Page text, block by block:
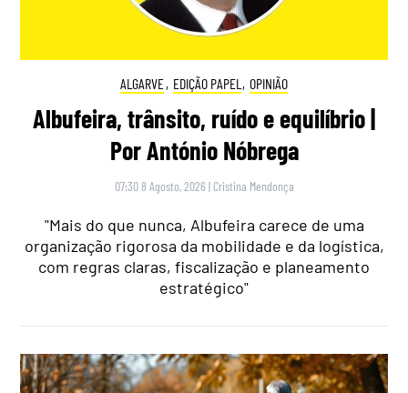
ALGARVE, EDIÇÃO PAPEL , OPINIÃO
Albufeira, trânsito, ruído e equilíbrio |
Por António Nóbrega
07:30 8 Agosto, 2026 | Cristina Mendonça
"Mais do que nunca, Albufeira carece de uma
organização rigorosa da mobilidade e da logística,
com regras claras, fiscalização e planeamento
estratégico"